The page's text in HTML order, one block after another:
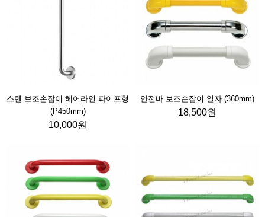
스텐 보조손잡이 헤어라인 파이프형
(P450mm)
10,000원
안전바 보조손잡이 일자 (360mm)
18,500원